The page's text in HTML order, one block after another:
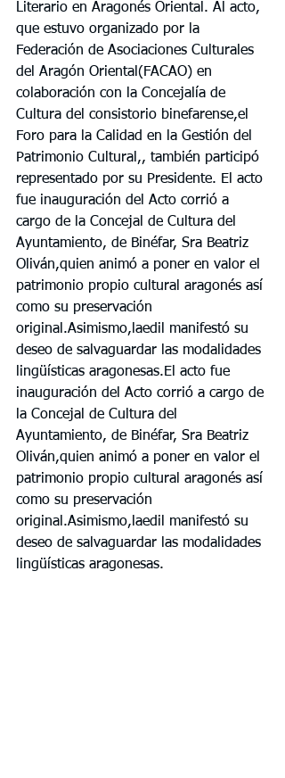
Literario en Aragonés Oriental. Al acto,
que estuvo organizado por la
Federación de Asociaciones Culturales
del Aragón Oriental(FACAO) en
colaboración con la Concejalía de
Cultura del consistorio binefarense,el
Foro para la Calidad en la Gestión del
Patrimonio Cultural,, también participó
representado por su Presidente. El acto
fue inauguración del Acto corrió a
cargo de la Concejal de Cultura del
Ayuntamiento, de Binéfar, Sra Beatriz
Oliván,quien animó a poner en valor el
patrimonio propio cultural aragonés así
como su preservación
original.Asimismo,laedil manifestó su
deseo de salvaguardar las modalidades
lingüísticas aragonesas.El acto fue
inauguración del Acto corrió a cargo de
la Concejal de Cultura del
Ayuntamiento, de Binéfar, Sra Beatriz
Oliván,quien animó a poner en valor el
patrimonio propio cultural aragonés así
como su preservación
original.Asimismo,laedil manifestó su
deseo de salvaguardar las modalidades
lingüísticas aragonesas.